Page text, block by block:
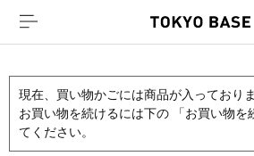
現在、買い物かごには商品が入っておりま
お買い物を続けるには下の 「お買い物を
てください。